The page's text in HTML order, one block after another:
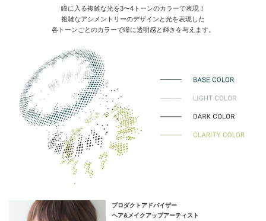
瞳に入る複雑な光を3〜4トーンのカラーで表現！
複雑なアシメントリーのデザインと光を表現した
各トーンごとのカラーで瞳に透明感と輝きを与えます。
プロダクトアドバイザー
ヘア&メイクアップアーティスト